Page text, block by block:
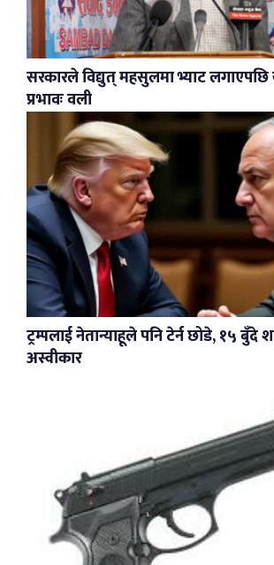
सरकारले विद्युत् महसुलमा भ्याट लगाएपछि
प्रभावः वली
ट्रम्पलाई नेतान्याहूले पनि टेर्न छोडे, १५ बुँदे
अस्वीकार